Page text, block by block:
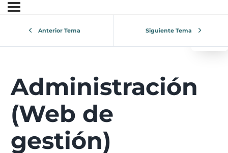
Anterior Tema Siguiente Tema
Administración
(Web de
gestión)